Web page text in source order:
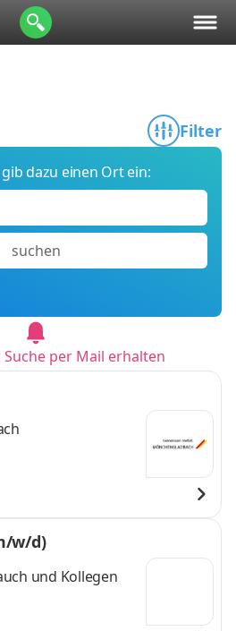
Filter
dazu einen Ort ein:
suchen
Suche per Mail erhalten
w/d)
und Kollegen